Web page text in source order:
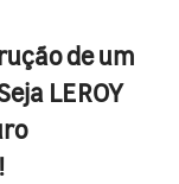
de um
LEROY